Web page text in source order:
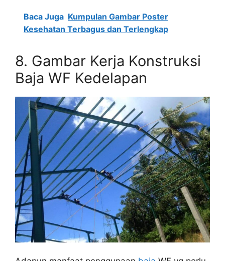
Baca Juga Kumpulan Gambar Poster
Kesehatan Terbagus dan Terlengkap
8. Gambar Kerja Konstruksi
Baja WF Kedelapan